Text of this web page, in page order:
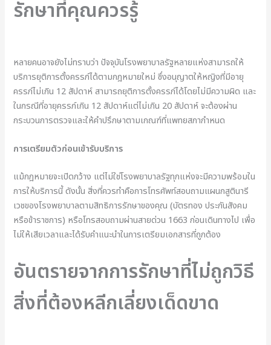
รักษาที่คุณควรรู้
หลายคนอาจยังไม่ทราบว่า ปัจจุบันโรงพยาบาลรัฐหลายแห่งสามารถให้
บริการยุติการตั้งครรภ์ได้ตามกฎหมายใหม่ ซึ่งอนุญาตให้หญิงที่มีอายุ
ครรภ์ไม่เกิน 12 สัปดาห์ สามารถยุติการตั้งครรภ์ได้โดยไม่มีความผิด และ
ในกรณีที่อายุครรภ์เกิน 12 สัปดาห์แต่ไม่เกิน 20 สัปดาห์ จะต้องผ่าน
กระบวนการตรวจและให้คำปรึกษาตามเกณฑ์ที่แพทยสภากำหนด
การเตรียมตัวก่อนเข้ารับบริการ
แม้กฎหมายจะเปิดกว้าง แต่ไม่ใช่โรงพยาบาลรัฐทุกแห่งจะมีความพร้อมใน
การให้บริการนี้ ดังนั้น สิ่งที่ควรทำคือการโทรศัพท์สอบถามแผนกสูตินารี
เวชของโรงพยาบาลตามสิทธิการรักษาของคุณ (บัตรทอง ประกันสังคม
หรือข้าราชการ) หรือโทรสอบถามผ่านสายด่วน 1663 ก่อนเดินทางไป เพื่อ
ไม่ให้เสียเวลาและได้รับคำแนะนำในการเตรียมเอกสารที่ถูกต้อง
อันตรายจากการรักษาที่ไม่ถูกวิธี
สิ่งที่ต้องหลีกเลี่ยงเด็ดขาด